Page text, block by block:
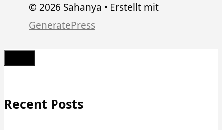
© 2026 Sahanya • Erstellt mit
GeneratePress
Schließen
Recent Posts